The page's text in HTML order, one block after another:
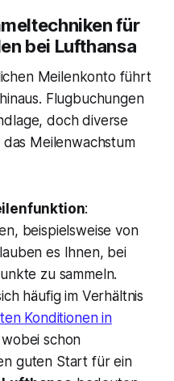
für
bei Lufthansa
Meilenkonto führt
Flugbuchungen
doch diverse
Meilenwachstum
:
beispielsweise von
es Ihnen, bei
zu sammeln.
häufig im Verhältnis
Konditionen in
schon
guten Start für ein